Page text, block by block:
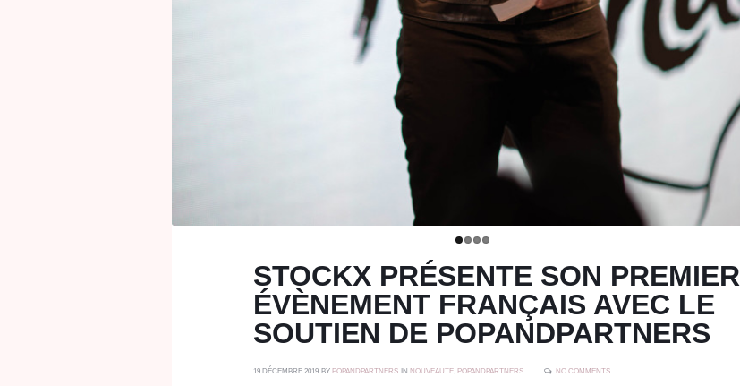
STOCKX PRÉSENTE SON PREMIER
ÉVÈNEMENT FRANÇAIS AVEC LE
SOUTIEN DE POPANDPARTNERS
19 DÉCEMBRE 2019 BY POPANDPARTNERS IN NOUVEAUTE, POPANDPARTNERS NO COMMENTS